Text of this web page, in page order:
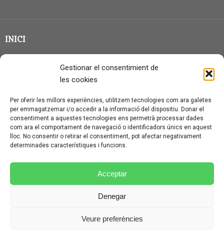
Gestionar el consentimient de
les cookies
Per oferir les millors experiències, utilitzem tecnologies com ara galetes
per emmagatzemar i/o accedir a la informació del dispositiu. Donar el
consentiment a aquestes tecnologies ens permetrà processar dades
com ara el comportament de navegació o identificadors únics en aquest
lloc. No consentir o retirar el consentiment, pot afectar negativament
determinades característiques i funcions.
Acceptar
Denegar
Veure preferències
INICI
CLASSE EN GRUP
QUI SOC?
CONTACTE
AVÍS LEGAL I PROTECCIÓ DE DADES
POLÍTICA DE COOKIES (UE)
CONDICIONS PARTICULARS D’ÚS I CONTRACTACIÓ
POLÍTICA DE PRIVACITAT
ILLUSTRIOUS